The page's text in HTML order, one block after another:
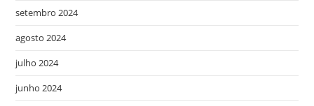
setembro 2024
agosto 2024
julho 2024
junho 2024